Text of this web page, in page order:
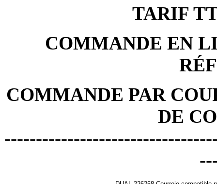
TARIF
COMMANDE EN
COMMANDE PAR
DE